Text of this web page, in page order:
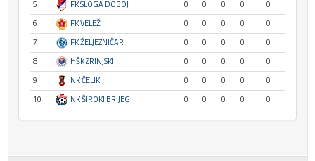
5
FK SLOGA DOBOJ 0 0 0 0
0
6
FK VELEŽ 0 0 0 0
0
7
FK ŽELJEZNIČAR 0 0 0 0
0
8
HŠK ZRINJSKI 0 0 0 0
0
9
NK ČELIK 0 0 0 0
0
10
NK ŠIROKI BRIJEG 0 0 0 0 0